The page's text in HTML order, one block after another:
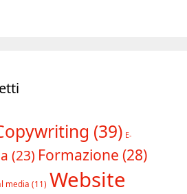
(39) E-
(23) Formazione (28)
media (11) Website